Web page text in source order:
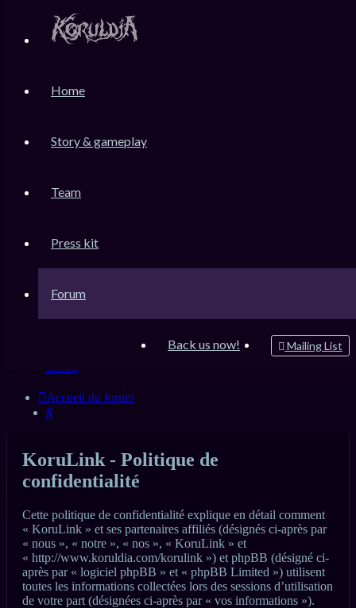
Home
Story & gameplay
Team
Press kit
Forum
Mailing List
Back us now!
Messages non lus
Sujets actifs
Rechercher
FAQ
Accueil du forum
Rechercher
KoruLink - Politique de
confidentialité
Cette politique de confidentialité explique en détail comment
« KoruLink » et ses partenaires affiliés (désignés ci-après par
« nous », « notre », « nos », « KoruLink » et
« http://www.koruldia.com/korulink ») et phpBB (désigné ci-
après par « logiciel phpBB » et « phpBB Limited ») utilisent
toutes les informations collectées lors des sessions d’utilisation
de votre part (désignées ci-après par « vos informations »).